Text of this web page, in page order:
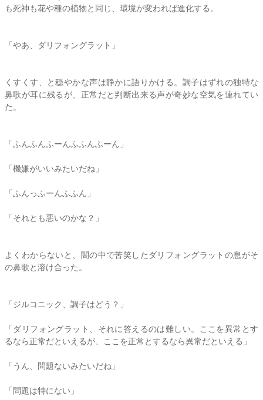
も死神も花や種の植物と同じ、環境が変われば進化する。
「やあ、ダリフォングラット」
くすくす、と穏やかな声は静かに語りかける。調子はずれの独特な
鼻歌が耳に残るが、正常だと判断出来る声が奇妙な空気を連れてい
た。
「ふんふんふーんふふんふーん」
「機嫌がいいみたいだね」
「ふんっふーんふふん」
「それとも悪いのかな？」
よくわからないと、闇の中で苦笑したダリフォングラットの息がそ
の鼻歌と溶け合った。
「ジルコニック、調子はどう？」
「ダリフォングラット、それに答えるのは難しい。ここを異常とす
るなら正常だといえるが、ここを正常とするなら異常だといえる」
「うん、問題ないみたいだね」
「問題は特にない」